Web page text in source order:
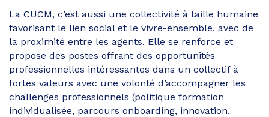
La CUCM, c’est aussi une collectivité à taille humaine
favorisant le lien social et le vivre-ensemble, avec de
la proximité entre les agents. Elle se renforce et
propose des postes offrant des opportunités
professionnelles intéressantes dans un collectif à
fortes valeurs avec une volonté d’accompagner les
challenges professionnels (politique formation
individualisée, parcours onboarding, innovation,